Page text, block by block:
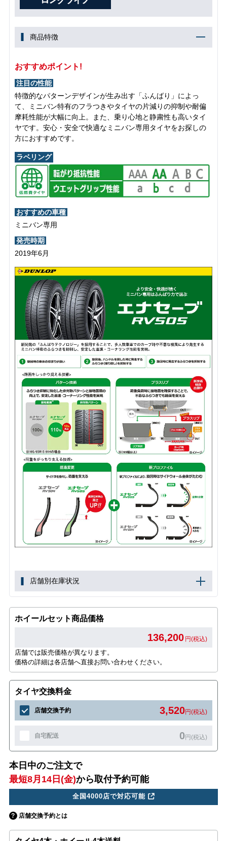
商品特徴
おすすめポイント!
注目の性能
特徴的なパターンデザインが生み出す「ふんばり」によっ
て、ミニバン特有のフラつきやタイヤの片減りの抑制や耐偏
摩耗性能が大幅に向上。また、乗り心地と静粛性も高いタイ
ヤです。安心・安全で快適なミニバン専用タイヤをお探しの
方におすすめです。
ラベリング
おすすめの車種
ミニバン専用
発売時期
2019年6月
店舗別在庫状況
ホイールセット商品価格
136,200 円(税込)
店舗では販売価格が異なります。
価格の詳細は各店舗へ直接お問い合わせください。
タイヤ交換料金
店舗交換予約 3,520円(税込)
自宅配送 0円(税込)
本日中のご注文で
最短8月14日(金)から取付予約可能
全国4000店で対応可能
店舗交換予約とは